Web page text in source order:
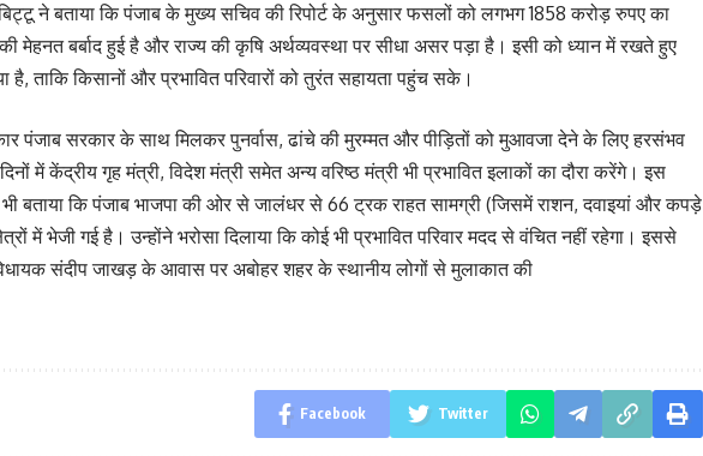
ने बताया कि पंजाब के मुख्य सचिव की रिपोर्ट के अनुसार फसलों को लगभग 1858 करोड़ रुपए का
मेहनत बर्बाद हुई है और राज्य की कृषि अर्थव्यवस्था पर सीधा असर पड़ा है। इसी को ध्यान में रखते हुए
है, ताकि किसानों और प्रभावित परिवारों को तुरंत सहायता पहुंच सके।
पंजाब सरकार के साथ मिलकर पुनर्वास, ढांचे की मुरम्मत और पीड़ितों को मुआवजा देने के लिए हरसंभव
में केंद्रीय गृह मंत्री, विदेश मंत्री समेत अन्य वरिष्ठ मंत्री भी प्रभावित इलाकों का दौरा करेंगे। इस
भी बताया कि पंजाब भाजपा की ओर से जालंधर से 66 ट्रक राहत सामग्री (जिसमें राशन, दवाइयां और कपड़े
में भेजी गई है। उन्होंने भरोसा दिलाया कि कोई भी प्रभावित परिवार मदद से वंचित नहीं रहेगा। इससे
संदीप जाखड़ के आवास पर अबोहर शहर के स्थानीय लोगों से मुलाकात की
Facebook Twitter